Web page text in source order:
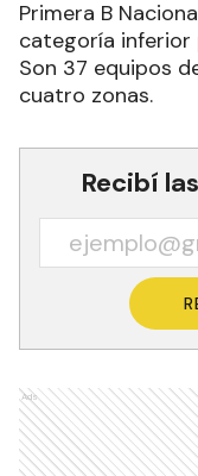
Primera B
categoría inferior
Son 37 equipos
cuatro zonas.
Recibí
Ads